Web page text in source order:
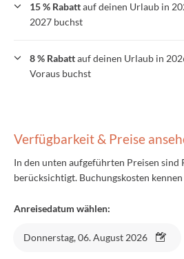
15 % Rabattauf deinen Urlaub in
2027 buchst
8 % Rabattauf deinen Urlaub in
Voraus buchst
Verfügbarkeit & Preise
In den unten aufgeführten Preisen sind
berücksichtigt. Buchungskosten
Anreisedatum wählen:
Donnerstag, 06. August 2026